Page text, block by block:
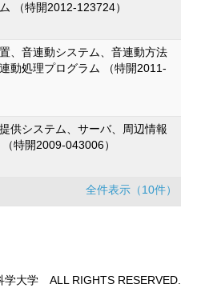
（特開2012-123724）
、音連動システム、音連動方法
動処理プログラム （特開2011-
供システム、サーバ、周辺情報
特開2009-043006）
全件表示（10件）
学大学 ALL RIGHTS RESERVED.